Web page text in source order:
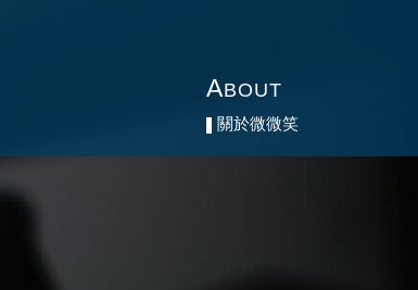
ABOUT
關於微微笑
ABOUT
關於微微笑